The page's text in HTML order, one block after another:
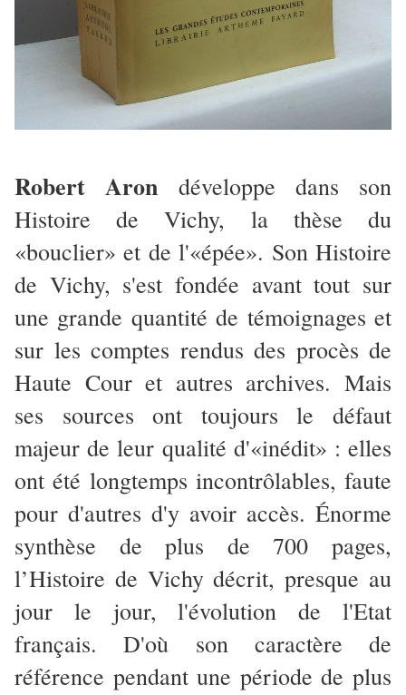
Robert Aron développe dans son
Histoire de Vichy, la thèse du
«bouclier» et de l'«épée». Son Histoire
de Vichy, s'est fondée avant tout sur
une grande quantité de témoignages et
sur les comptes rendus des procès de
Haute Cour et autres archives. Mais
ses sources ont toujours le défaut
majeur de leur qualité d'«inédit» : elles
ont été longtemps incontrôlables, faute
pour d'autres d'y avoir accès. Énorme
synthèse de plus de 700 pages,
l’Histoire de Vichy décrit, presque au
jour le jour, l'évolution de l'Etat
français. D'où son caractère de
référence pendant une période de plus